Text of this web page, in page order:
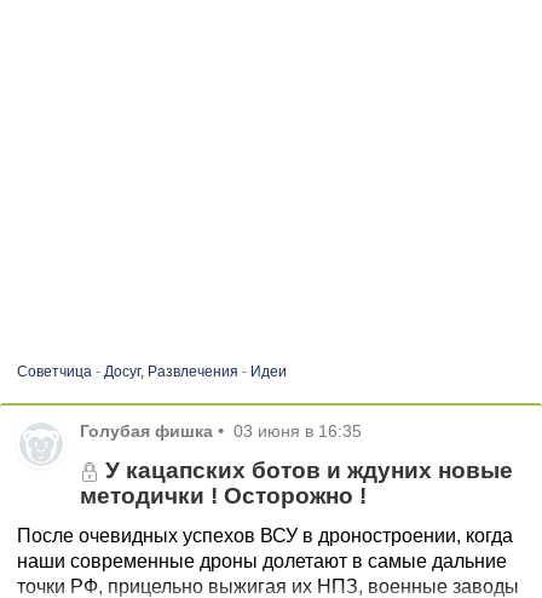
Советчица- Досуг, Развлечения - Идеи
Голубая фишка • 03 июня в 16:35
У кацапских ботов и ждуних новые
методички ! Осторожно !
После очевидных успехов ВСУ в дроностроении, когда
наши современные дроны долетают в самые дальние
точки РФ, прицельно выжигая их НПЗ, военные заводы